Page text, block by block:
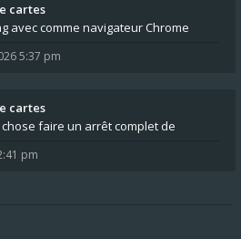
cartes
avec comme navigateur Chrome
5:37 pm
cartes
faire un arrêt complet de
pm